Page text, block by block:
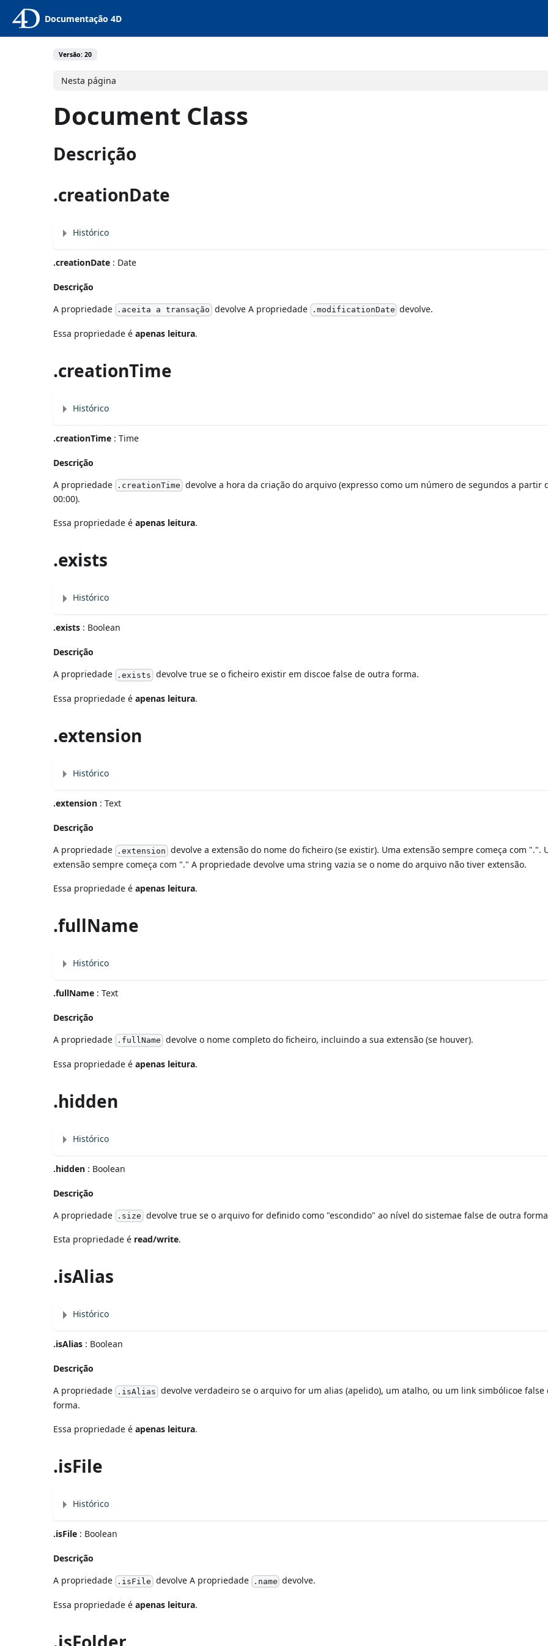
Documentação 4D
Versão: 20
Nesta página
Document Class
Descrição
.creationDate
Histórico
.creationDate : Date
Descrição
A propriedade .aceita a transação devolve A propriedade .modificationDate devolve.
Essa propriedade éapenas leitura.
.creationTime
Histórico
.creationTime : Time
Descrição
A propriedade .creationTime devolve a hora da criação do arquivo (expresso como um número de segundos a partir
00:00).
Essa propriedade éapenas leitura.
.exists
Histórico
.exists : Boolean
Descrição
A propriedade .exists devolve true se o ficheiro existir em discoe false de outra forma.
Essa propriedade éapenas leitura.
.extension
Histórico
.extension : Text
Descrição
A propriedade .extension devolve a extensão do nome do ficheiro (se existir). Uma extensão sempre começa com ".".
extensão sempre começa com "." A propriedade devolve uma string vazia se o nome do arquivo não tiver extensão.
Essa propriedade éapenas leitura.
.fullName
Histórico
.fullName : Text
Descrição
A propriedade .fullName devolve o nome completo do ficheiro, incluindo a sua extensão (se houver).
Essa propriedade éapenas leitura.
.hidden
Histórico
.hidden : Boolean
Descrição
A propriedade .size devolve true se o arquivo for definido como "escondido" ao nível do sistemae false de outra
Esta propriedade é read/write.
.isAlias
Histórico
.isAlias : Boolean
Descrição
A propriedade .isAlias devolve verdadeiro se o arquivo for um alias (apelido), um atalho, ou um link simbólicoe false
forma.
Essa propriedade éapenas leitura.
.isFile
Histórico
.isFile : Boolean
Descrição
A propriedade .isFile devolve A propriedade .name devolve.
Essa propriedade éapenas leitura.